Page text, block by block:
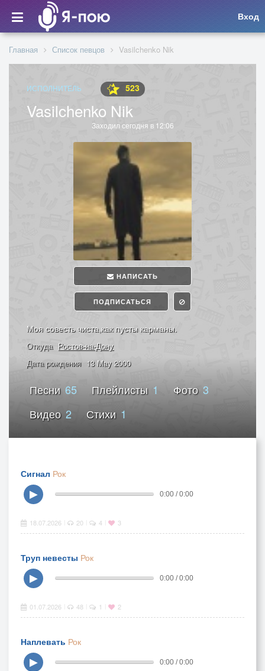
Вход
Главная Список певцов Vasilchenko Nik
ИСПОЛНИТЕЛЬ 523
Vasilchenko Nik
Заходил сегодня в 12:06
НАПИСАТЬ
ПОДПИСАТЬСЯ
Моя совесть чиста,как пусты карманы.
Откуда Ростов-на-Дону
Дата рождения 13 May 2000
Песни 65 Плейлисты 1 Фото 3
Видео 2 Стихи 1
Сигнал Рок
▶
0:00 / 0:00
18.07.2026 20 4 3
Труп невесты Рок
▶
0:00 / 0:00
01.07.2026 48 1 2
Наплевать Рок
▶
0:00 / 0:00